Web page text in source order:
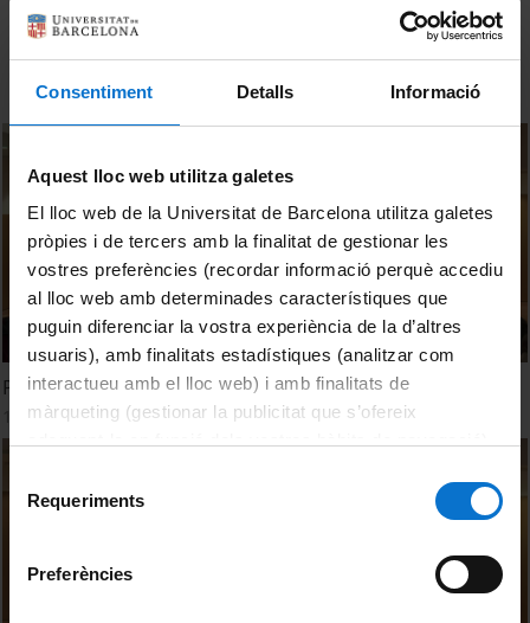
Consentiment Detalls Informació
Aquest lloc web utilitza galetes
El lloc web de la Universitat de Barcelona utilitza galetes
pròpies i de tercers amb la finalitat de gestionar les
vostres preferències (recordar informació perquè accediu
al lloc web amb determinades característiques que
puguin diferenciar la vostra experiència de la d’altres
usuaris), amb finalitats estadístiques (analitzar com
interactueu amb el lloc web) i amb finalitats de
màrqueting (gestionar la publicitat que s’ofereix
consultar laPolítica de galetes del lloc web de la
Requeriments
Preferències
Ordenar
Panel 1. Discussion
11 maig, 2016